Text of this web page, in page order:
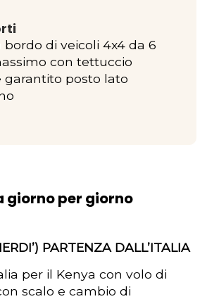
bordo di veicoli 4x4 da 6
con tettuccio
garantito posto lato
giorno per giorno
PARTENZA DALL’ITALIA
per il Kenya con volo di
scalo e cambio di